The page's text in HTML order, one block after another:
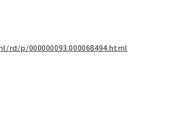
p/000000093.000068494.html